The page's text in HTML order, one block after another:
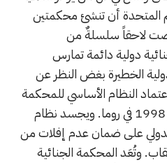
المتحدة أن تنشئ محكمتين
لاحقاً سلسلةٌ من
دولية دائمة تمارس
الخطيرة بغض النظر عن
النظام الأساسي للمحكمة
الجنائية الدولية في تموز/يوليو 1998 في روما. ويجسد نظام
على ضمان عدم إفلات من
وتُعَد المحكمة الجنائية